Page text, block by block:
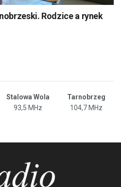
Rodzice a rynek
Stalowa Wola
Tarnobrzeg
93,5 MHz 104,7 MHz